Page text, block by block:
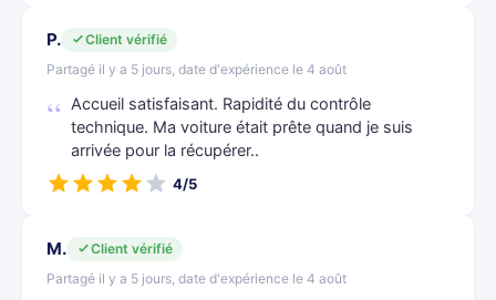
P.
Client vérifié
Partagé il y a 5 jours, date d'expérience le 4 août
Accueil satisfaisant. Rapidité du contrôle
technique. Ma voiture était prête quand je suis
arrivée pour la récupérer..
4/5
M.
Client vérifié
Partagé il y a 5 jours, date d'expérience le 4 août